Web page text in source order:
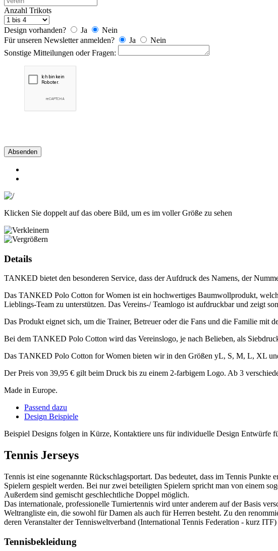
Anzahl Trikots
Design vorhanden? Ja
Nein
Für unseren Newsletter anmelden?
Ja
Nein
Sonstige Mitteilungen oder Fragen:
Absenden
Klicken Sie doppelt auf das obere Bild, um es im voller Größe zu sehen
Details
TANKED bietet den besonderen Service, dass der Aufdruck des Namens, der
Das TANKED Polo Cotton for Women ist ein hochwertiges Baumwollprodukt,
Lieblings-Team zu unterstützen. Das Vereins-/ Teamlogo ist aufdruckbar und zeigt
Das Produkt eignet sich, um die Trainer, Betreuer oder die Fans und die Familie mit
Bei dem TANKED Polo Cotton wird das Vereinslogo, je nach Belieben, als
Das TANKED Polo Cotton for Women bieten wir in den Größen yL, S, M, L, XL
Der Preis von 39,95 € gilt beim Druck bis zu einem 2-farbigem Logo. Ab 3
Made in Europe.
Passend dazu
Design Beispiele
Beispiel Designs folgen in Kürze, Kontaktiere uns für individuelle Design Entwürfe
Tennis Jerseys
Tennis ist eine sogenannte Rückschlagsportart. Das bedeutet, dass im Tennis
Spielern gespielt werden. Bei nur zwei beteiligten Spielern spricht man von einem
Außerdem sind gemischt geschlechtliche Doppel möglich.
Das internationale, professionelle Turniertennis wird unter anderem auf der Basis
Weltrangliste ein, die sowohl für Damen als auch für Herren besteht. Zu den
deren Veranstalter der Tennisweltverband (International Tennis Federation - kurz
Tennisbekleidung